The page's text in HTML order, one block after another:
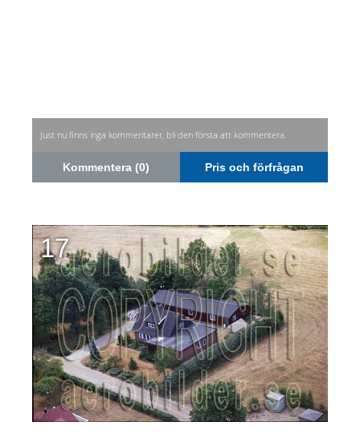
Just nu finns inga kommentarer, bli den första att kommentera.
Kommentera (0) Pris och förfrågan
17